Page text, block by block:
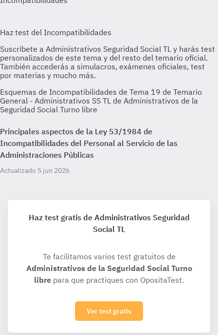
Esquemas de Incompatibilidades de Tema 19 de Temario
General - Administrativos SS TL de Administrativos de la
Seguridad Social Turno libre
Principales aspectos de la Ley 53/1984 de
Incompatibilidades del Personal al Servicio de las
Administraciones Públicas
Actualizado 5 jun 2026
Haz test gratis de Administrativos Seguridad
Social TL
Te facilitamos varios test gratuitos de
Administrativos de la Seguridad Social Turno
libre para que practiques con OpositaTest.
Ver test gratis